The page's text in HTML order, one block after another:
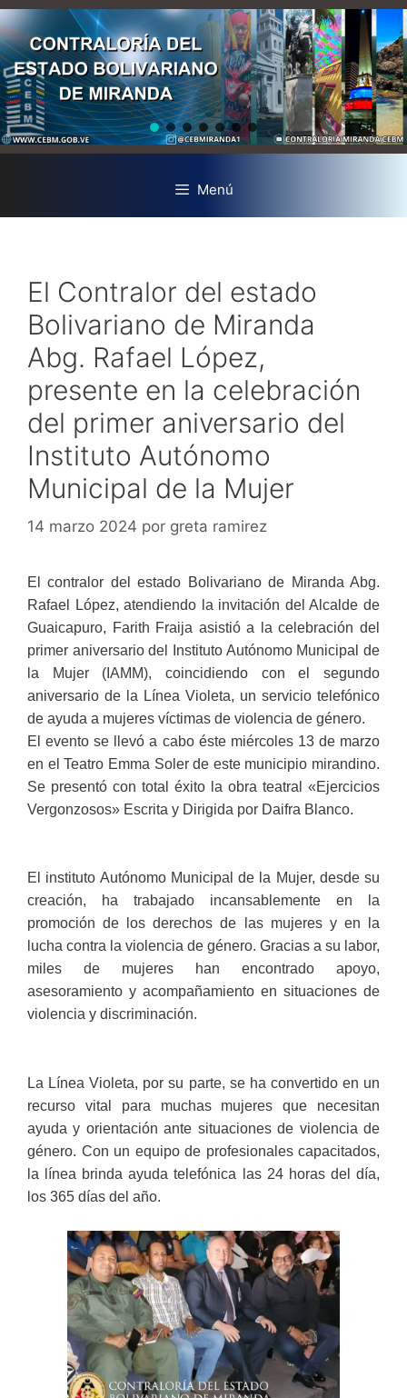
Menú
El Contralor del estado
Bolivariano de Miranda
Abg. Rafael López,
presente en la celebración
del primer aniversario del
Instituto Autónomo
Municipal de la Mujer
14 marzo 2024 por greta ramirez
El contralor del estado Bolivariano de Miranda Abg.
Rafael López, atendiendo la invitación del Alcalde de
Guaicapuro, Farith Fraija asistió a la celebración del
primer aniversario del Instituto Autónomo Municipal de
la Mujer (IAMM), coincidiendo con el segundo
aniversario de la Línea Violeta, un servicio telefónico
de ayuda a mujeres víctimas de violencia de género.
El evento se llevó a cabo éste miércoles 13 de marzo
en el Teatro Emma Soler de este municipio mirandino.
Se presentó con total éxito la obra teatral «Ejercicios
Vergonzosos» Escrita y Dirigida por Daifra Blanco.
El instituto Autónomo Municipal de la Mujer, desde su
creación, ha trabajado incansablemente en la
promoción de los derechos de las mujeres y en la
lucha contra la violencia de género. Gracias a su labor,
miles de mujeres han encontrado apoyo,
asesoramiento y acompañamiento en situaciones de
violencia y discriminación.
La Línea Violeta, por su parte, se ha convertido en un
recurso vital para muchas mujeres que necesitan
ayuda y orientación ante situaciones de violencia de
género. Con un equipo de profesionales capacitados,
la línea brinda ayuda telefónica las 24 horas del día,
los 365 días del año.